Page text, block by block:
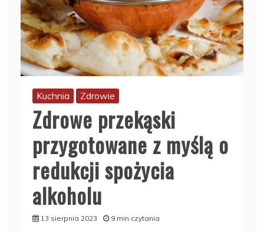
Kuchnia Zdrowie
Zdrowe przekąski
przygotowane z myślą o
redukcji spożycia
alkoholu
13 sierpnia 2023 9 min czytania